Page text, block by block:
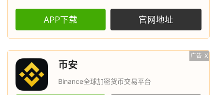
APP下载 官网地址
广告 X
币安
Binance全球加密货币交易平台